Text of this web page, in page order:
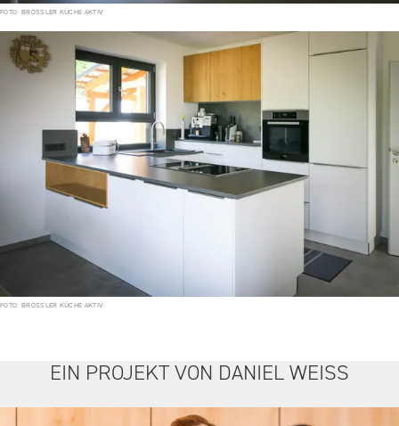
FOTO: BROSSLER KÜCHE AKTIV
FOTO: BROSSLER KÜCHE AKTIV
EIN PROJEKT VON DANIEL WEISS